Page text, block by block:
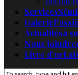
Services
Galerie
Actualitésà
Nous joindre
Livre d’or